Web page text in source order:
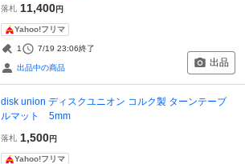
落札 11,400円
Yahoo!フリマ
1 7/19 23:06終了
出品中の商品 出品
disk union ディスクユニオン コルク製 ターンテーブ
ルマット 5mm
落札 1,500円
Yahoo!フリマ